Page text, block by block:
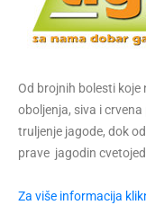
Od brojnih bolesti
oboljenja, siva i
truljenje jagode, dok
prave jagodin
Za više informacija